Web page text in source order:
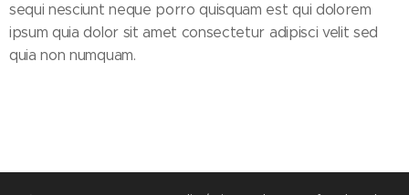
sequi nesciunt neque porro quisquam est qui dolorem
ipsum quia dolor sit amet consectetur adipisci velit sed
quia non numquam.